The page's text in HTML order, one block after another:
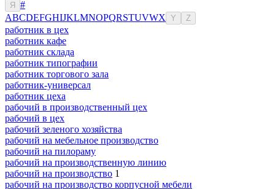
Я
#
ABCDEFGHIJKLMNOPQRSTUVWX Y Z
работник в цех
работник кафе
работник склада
работник типографии
работник торгового зала
работник-универсал
работник цеха
рабочий в производственный цех
рабочий в цех
рабочий зеленого хозяйства
рабочий на мебельное производство
рабочий на пилораму
рабочий на производственную линию
рабочий на производство 1
рабочий на производство корпусной мебели